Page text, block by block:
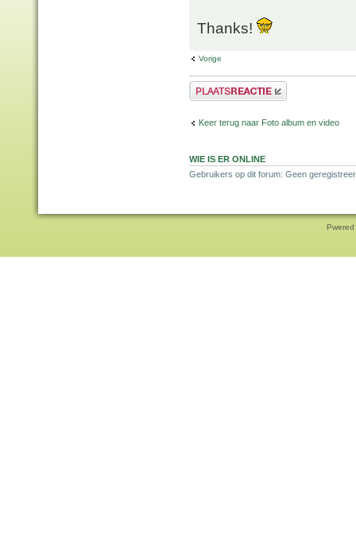
Thanks!
Vorige
Plaats een reactie
Keer terug naar Foto album en video
WIE IS ER ONLINE
Gebruikers op dit forum: Geen